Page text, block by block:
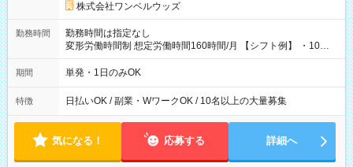
株式会社ワンベルウッズ
勤務時間
勤務時間は指定なし
変形労働時間制 想定労働時間160時間/月 【シフト例】 ・10：
00～20：00
期間 単発・1日のみOK
特徴 日払いOK / 副業・WワークOK / 10名以上の大量募集
気になる！ 応募する 詳細へ